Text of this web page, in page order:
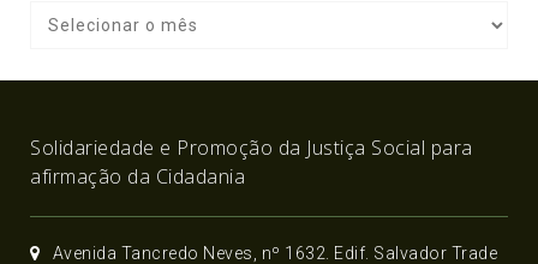
Solidariedade e Promoção da Justiça Social para
afirmação da Cidadania
Avenida Tancredo Neves, nº 1632. Edif. Salvador Trade